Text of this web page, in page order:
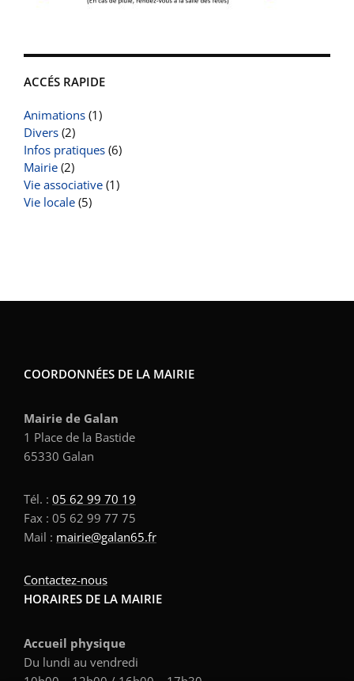
ACCÉS RAPIDE
Animations (1)
Divers (2)
Infos pratiques (6)
Mairie (2)
Vie associative (1)
Vie locale (5)
COORDONNÉES DE LA MAIRIE
Mairie de Galan
1 Place de la Bastide
65330 Galan
Tél. : 05 62 99 70 19
Fax : 05 62 99 77 75
Mail : mairie@galan65.fr
Contactez-nous
HORAIRES DE LA MAIRIE
Accueil physique
Du lundi au vendredi